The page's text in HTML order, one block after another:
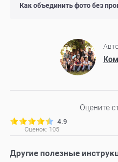
Как объединить фото без
Оцените
4.9
Оценок: 105
Другие полезные